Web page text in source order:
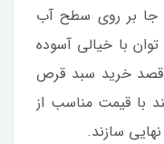
جا بر روی سطح آب
با خیالی آسوده
قصد خرید سبد قرص
با قیمت مناسب از
سازند.